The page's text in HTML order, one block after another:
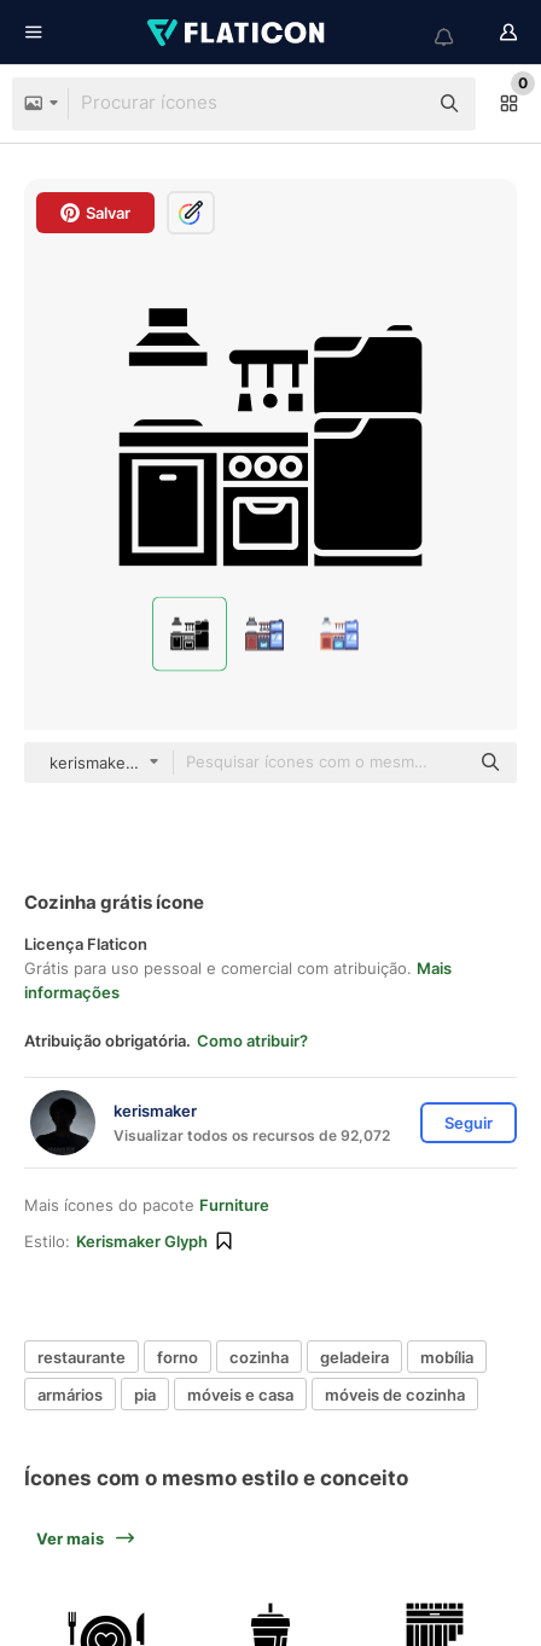
0
Salvar
kerismaker Glyph
Cozinha grátis ícone
Licença Flaticon
Grátis para uso pessoal e comercial com atribuição. Mais
informações
Atribuição obrigatória. Como atribuir?
kerismaker
Visualizar todos os recursos de 92,072
Seguir
Mais ícones do pacote Furniture
Estilo: Kerismaker Glyph
restaurante forno cozinha geladeira
mobília
armários
pia móveis e casa móveis de cozinha
Ícones com o mesmo estilo e conceito
Ver mais